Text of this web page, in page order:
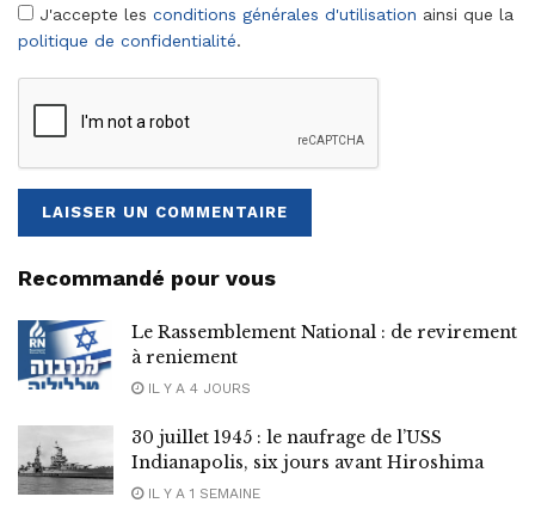
J'accepte les conditions générales d'utilisation ainsi que la
politique de confidentialité.
Recommandé pour vous
Le Rassemblement National : de revirement
à reniement
IL Y A 4 JOURS
30 juillet 1945 : le naufrage de l’USS
Indianapolis, six jours avant Hiroshima
IL Y A 1 SEMAINE